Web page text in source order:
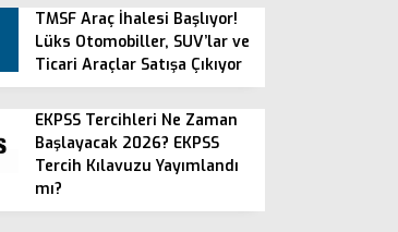
TMSF Araç İhalesi Başlıyor!
Lüks Otomobiller, SUV’lar ve
Ticari Araçlar Satışa Çıkıyor
EKPSS Tercihleri Ne Zaman
Başlayacak 2026? EKPSS
Tercih Kılavuzu Yayımlandı
mı?